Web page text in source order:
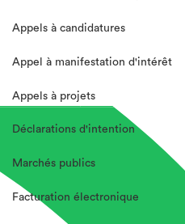
Appels à candidatures
Appel à manifestation d'intérêt
Appels à projets
Déclarations d'intention
Marchés publics
Facturation électronique